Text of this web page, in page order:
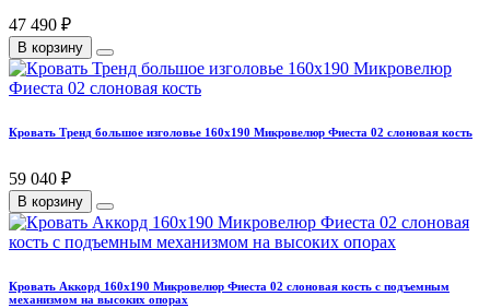
47 490 ₽
В корзину
Кровать Тренд большое изголовье 160х190 Микровелюр Фиеста 02 слоновая кость
59 040 ₽
В корзину
Кровать Аккорд 160х190 Микровелюр Фиеста 02 слоновая кость с подъемным
механизмом на высоких опорах